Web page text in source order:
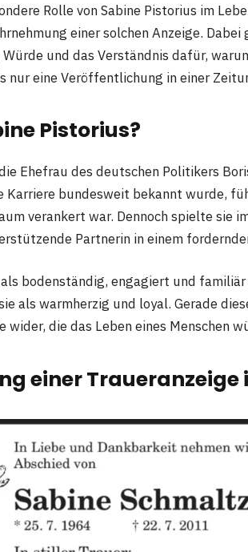
Rolle von Sabine Pistorius im
einer solchen Anzeige.
und das Verständnis dafür,
nur eine Veröffentlichung in einer
Pistorius?
Ehefrau des deutschen Politikers
Karriere bundesweit bekannt wurde,
verankert war. Dennoch spielte sie
Partnerin in einem
bodenständig, engagiert und
als warmherzig und loyal. Gerade
wider, die das Leben eines Menschen
einer